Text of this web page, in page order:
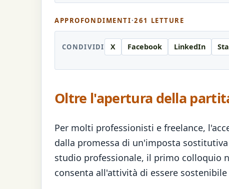
APPROFONDIMENTI·261 LETTURE
CONDIVIDI X Facebook LinkedIn
Oltre l'apertura della
Per molti professionisti e freelance,
dalla promessa di un'imposta
studio professionale, il primo colloquio
consenta all'attività di essere